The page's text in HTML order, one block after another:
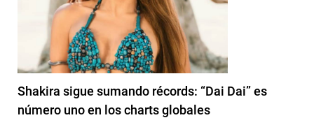
Shakira sigue sumando récords: “Dai Dai” es
número uno en los charts globales